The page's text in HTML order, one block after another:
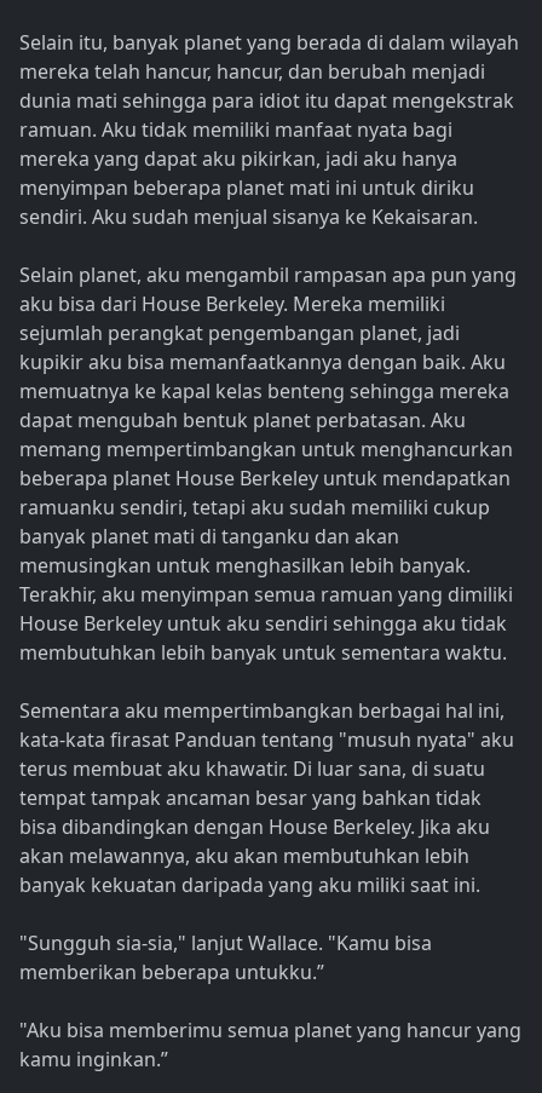
Selain itu, banyak planet yang berada di dalam wilayah
mereka telah hancur, hancur, dan berubah menjadi
dunia mati sehingga para idiot itu dapat mengekstrak
ramuan. Aku tidak memiliki manfaat nyata bagi
mereka yang dapat aku pikirkan, jadi aku hanya
menyimpan beberapa planet mati ini untuk diriku
sendiri. Aku sudah menjual sisanya ke Kekaisaran.
Selain planet, aku mengambil rampasan apa pun yang
aku bisa dari House Berkeley. Mereka memiliki
sejumlah perangkat pengembangan planet, jadi
kupikir aku bisa memanfaatkannya dengan baik. Aku
memuatnya ke kapal kelas benteng sehingga mereka
dapat mengubah bentuk planet perbatasan. Aku
memang mempertimbangkan untuk menghancurkan
beberapa planet House Berkeley untuk mendapatkan
ramuanku sendiri, tetapi aku sudah memiliki cukup
banyak planet mati di tanganku dan akan
memusingkan untuk menghasilkan lebih banyak.
Terakhir, aku menyimpan semua ramuan yang dimiliki
House Berkeley untuk aku sendiri sehingga aku tidak
membutuhkan lebih banyak untuk sementara waktu.
Sementara aku mempertimbangkan berbagai hal ini,
kata-kata firasat Panduan tentang "musuh nyata" aku
terus membuat aku khawatir. Di luar sana, di suatu
tempat tampak ancaman besar yang bahkan tidak
bisa dibandingkan dengan House Berkeley. Jika aku
akan melawannya, aku akan membutuhkan lebih
banyak kekuatan daripada yang aku miliki saat ini.
"Sungguh sia-sia," lanjut Wallace. "Kamu bisa
memberikan beberapa untukku.”
"Aku bisa memberimu semua planet yang hancur yang
kamu inginkan.”